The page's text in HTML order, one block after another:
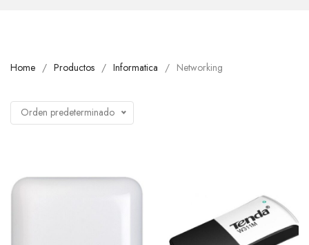
Home Productos Informatica Networking
Orden predeterminado